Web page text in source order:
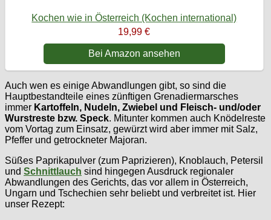
Kochen wie in Österreich (Kochen international)
19,99 €
Bei Amazon ansehen
Auch wen es einige Abwandlungen gibt, so sind die
Hauptbestandteile eines zünftigen Grenadiermarsches
immer Kartoffeln, Nudeln, Zwiebel und Fleisch- und/oder
Wurstreste bzw. Speck. Mitunter kommen auch Knödelreste
vom Vortag zum Einsatz, gewürzt wird aber immer mit Salz,
Pfeffer und getrockneter Majoran.
Süßes Paprikapulver (zum Paprizieren), Knoblauch, Petersil
und Schnittlauch sind hingegen Ausdruck regionaler
Abwandlungen des Gerichts, das vor allem in Österreich,
Ungarn und Tschechien sehr beliebt und verbreitet ist. Hier
unser Rezept: